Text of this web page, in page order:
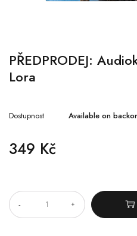
PŘEDPRODEJ:
Lora
Dostupnost Available on
349 Kč